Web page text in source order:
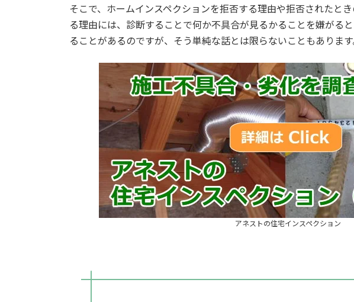
そこで、ホームインスペクションを拒否する理由や拒否されたと
る理由には、診断することで何か不具合が見るかることを嫌がる
ることがあるのですが、そう単純な話とは限らないこともあります
アネストの住宅インスペクション